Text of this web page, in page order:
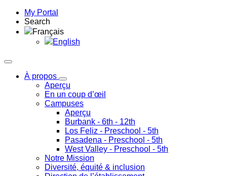
My Portal
Search
Français
English
À propos
Aperçu
En un coup d’œil
Campuses
Aperçu
Burbank - 6th - 12th
Los Feliz - Preschool - 5th
Pasadena - Preschool - 5th
West Valley - Preschool - 5th
Notre Mission
Diversité, équité & inclusion